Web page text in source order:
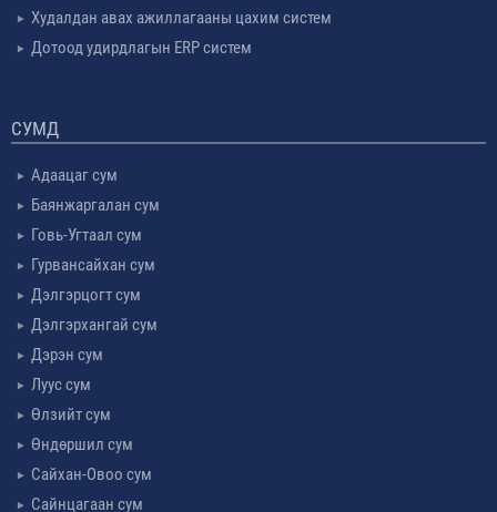
Худалдан авах ажиллагааны цахим систем
Дотоод удирдлагын ERP систем
СУМД
Адаацаг сум
Баянжаргалан сум
Говь-Угтаал сум
Гурвансайхан сум
Дэлгэрцогт сум
Дэлгэрхангай сум
Дэрэн сум
Луус сум
Өлзийт сум
Өндөршил сум
Сайхан-Овоо сум
Сайнцагаан сум